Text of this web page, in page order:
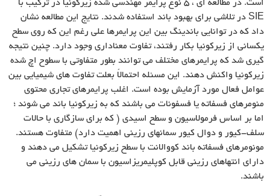
است. در مطالعه ای ، ۵ نوع پرایمر مهندسی شده زیرکونیا در ترکیب با
SIE در تلاشی برای بهبود باند استفاده شدند. نتایج این مطالعه نشان
داد که در توانایی باندینگ بین این پرایمرها علی رغم این که روی سطح
یکسانی از زیرکونیا بکار رفتند، تفاوت معناداری وجود دارد. چنین نتیجه
گیری شد که پرایمرهای مختلف می توانند بطور متفاوتی با سطوح اچ شده
زیرکونیا واکنش دهند. این مسئله احتمالاً بعلت تفاوت های شیمیایی بین
عوامل فعال مورد آزمایش بوده است. اغلب پرایمرهای تجاری محتوی
منومرهای فسفاته یا فسفونات می باشند که به زیرکونیا باند می شوند ؛
اما بر اساس فرمولاسیون و سطح اسیدی ( که برای سازگاری با حالات
سلف-کیور و دوال کیور سمانهای رزینی اهمیت دارد) متفاوت هستند.
مونومرهای فسفاته باند کووالانت با سطح زیرکونیا تشکیل می دهند و
دارای انتهاهای رزینی قابل کوپلیمریزاسیون با سمان های رزینی می
باشند.